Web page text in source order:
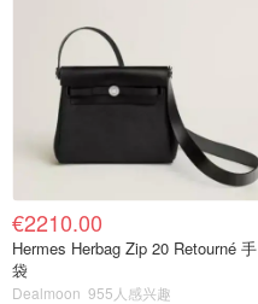
€2210.00
Hermes Herbag Zip 20 Retourné 手
袋
Dealmoon 955人感兴趣